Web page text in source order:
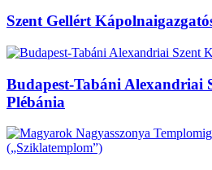
Szent Gellért
Budapest-Tabáni Alexandriai
Plébánia